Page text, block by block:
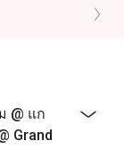
40% = 618
น.)
, 40% = 824
@ แก
Grand